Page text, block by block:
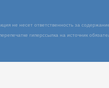
Телефон редакции: (063) 994-63-77
При